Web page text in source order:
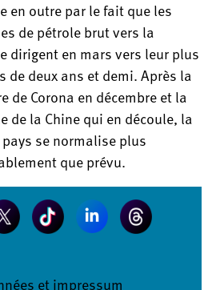
en outre par le fait que les
de pétrole brut vers la
dirigent en mars vers leur plus
de deux ans et demi. Après la
de Corona en décembre et la
de la Chine qui en découle, la
se normalise plus
que prévu.
et impressum